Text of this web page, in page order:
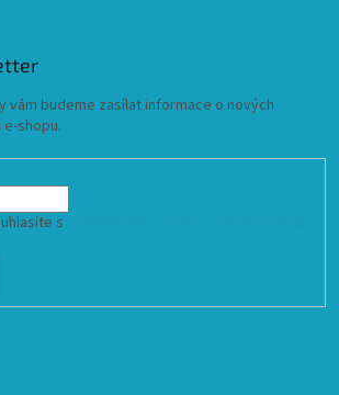
vám budeme zasílat informace o nových
shopu.
s